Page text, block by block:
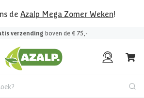
de Azalp Mega Zomer Weken!
verzending boven de € 75,-